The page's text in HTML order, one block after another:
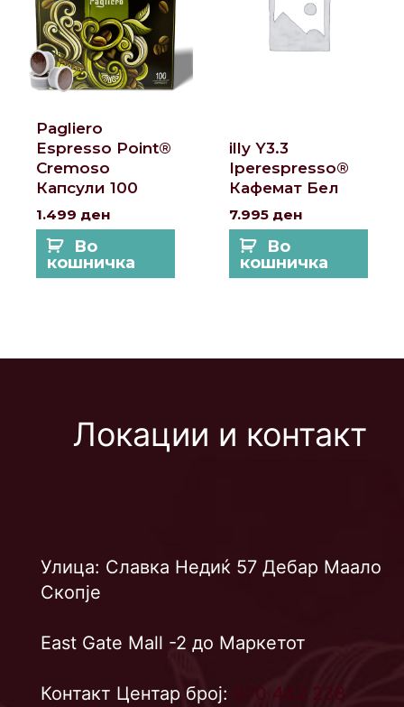
Pagliero
Espresso Point®
Cremoso
Капсули 100
1.499 ден
Во
кошничка
illy Y3.3
Iperespresso®
Кафемат Бел
7.995 ден
Во
кошничка
Локации и контакт
Улица: Славка Недиќ 57 Дебар Маало
Скопје
East Gate Mall -2 до Маркетот
Контакт Центар број:
070 442 238